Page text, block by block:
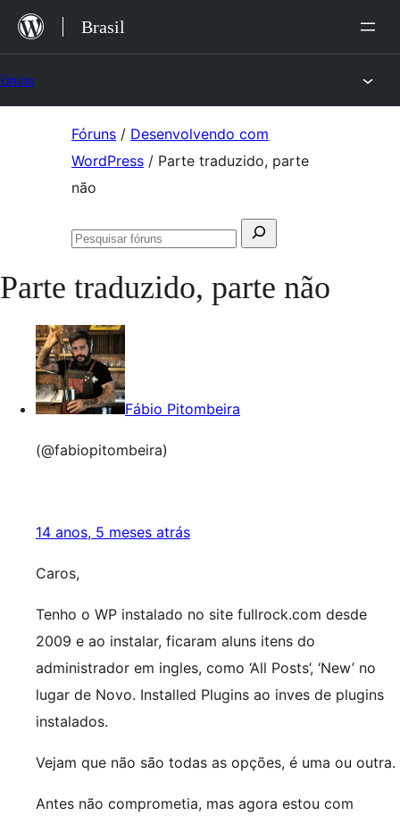
para
Brasil
Fóruns / Desenvolvendo com
WordPress / Parte traduzido, parte
não
Pesquisar
Pesquisar
Parte traduzido, parte não
Fábio Pitombeira
(@fabiopitombeira)
14 anos, 5 meses atrás
Caros,
Tenho o WP instalado no site fullrock.com desde
2009 e ao instalar, ficaram aluns itens do
administrador em ingles, como ‘All Posts’, ‘New’ no
lugar de Novo. Installed Plugins ao inves de plugins
instalados.
Vejam que não são todas as opções, é uma ou outra.
Antes não comprometia, mas agora estou com